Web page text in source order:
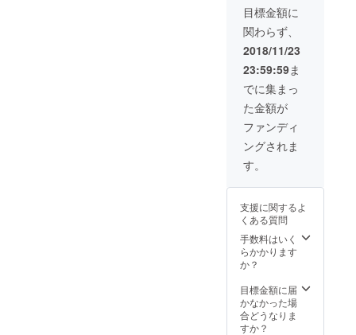
お礼状
を送付
いたし
ます
（イベ
ント終
了後の
12月の
お届け
となり
ま
す）。
個人ま
業名を
掲示し
た花輪
を置か
せて頂
す。 更
にお帰
りの際
に、六
目標金額に
関わらず、
2018/11/23
23:59:59ま
でに集まっ
た金額が
ファンディ
ングされま
す。
支援に関するよ
くある質問
手数料はいく
らかかります
か？
目標金額に届
かなかった場
合どうなりま
すか？